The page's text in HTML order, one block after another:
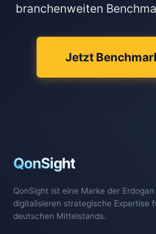
branchenweiten
Jetzt
QonSight
QonSight ist eine Marke der
digitalisieren strategische Expertise
deutschen Mittelstands.